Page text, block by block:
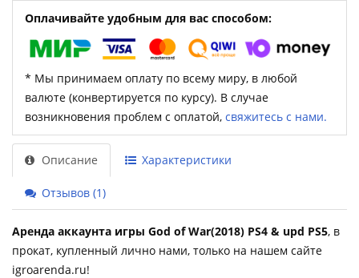
Оплачивайте удобным для вас способом:
* Мы принимаем оплату по всему миру, в любой
валюте (конвертируется по курсу). В случае
возникновения проблем с оплатой, свяжитесь с нами.
Описание Характеристики
Отзывов (1)
Аренда аккаунта игры God of War(2018) PS4 & upd PS5, в
прокат, купленный лично нами, только на нашем сайте
igroarenda.ru!